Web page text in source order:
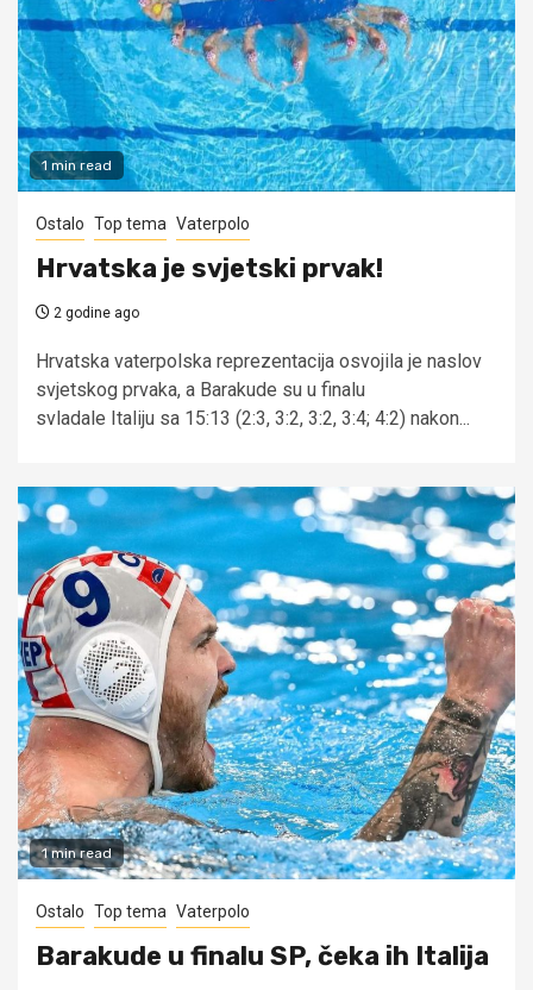
1 min read
Ostalo Top tema Vaterpolo
Hrvatska je svjetski prvak!
2 godine ago
Hrvatska vaterpolska reprezentacija osvojila je naslov
svjetskog prvaka, a Barakude su u finalu
svladale Italiju sa 15:13 (2:3, 3:2, 3:2, 3:4; 4:2) nakon...
1 min read
Ostalo Top tema Vaterpolo
Barakude u finalu SP, čeka ih Italija